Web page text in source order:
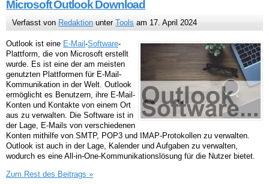
Microsoft Outlook Download
Verfasst von Redaktion unterTools am 17. April 2024
Outlook ist eine E-Mail -Software-
Plattform, die von Microsoft erstellt
wurde. Es ist eine der am meisten
genutzten Plattformen für E-Mail-
Kommunikation in der Welt. Outlook
ermöglicht es Benutzern, ihre E-Mail-
Konten und Kontakte von einem Ort
aus zu verwalten. Die Software ist in
der Lage, E-Mails von verschiedenen
Konten mithilfe von SMTP, POP3 und IMAP-Protokollen zu verwalten.
Outlook ist auch in der Lage, Kalender und Aufgaben zu verwalten,
wodurch es eine All-in-One-Kommunikationslösung für die Nutzer bietet.
Zum Rest des Beitrags »